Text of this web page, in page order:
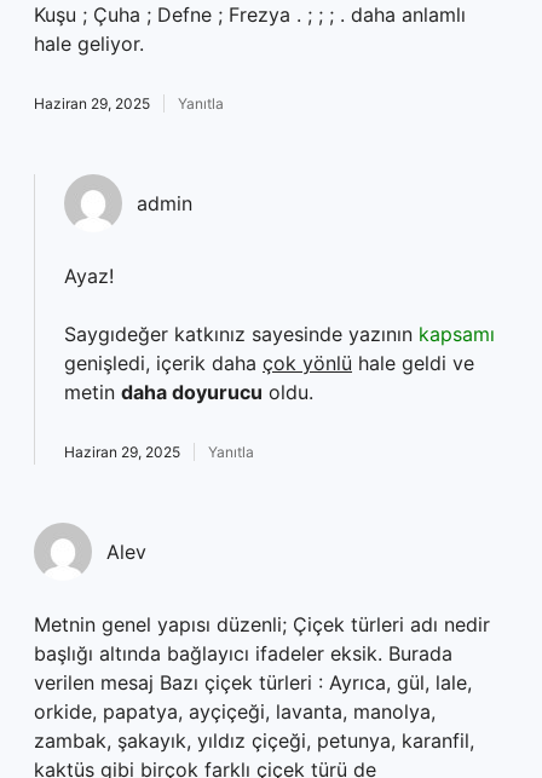
Kuşu ; Çuha ; Defne ; Frezya . ; ; ; . daha anlamlı
hale geliyor.
Haziran 29, 2025 Yanıtla
admin
Ayaz!
Saygıdeğer katkınız sayesinde yazının kapsamı
genişledi, içerik daha çok yönlü hale geldi ve
metin daha doyurucu oldu.
Haziran 29, 2025 Yanıtla
Alev
Metnin genel yapısı düzenli; Çiçek türleri adı nedir
başlığı altında bağlayıcı ifadeler eksik. Burada
verilen mesaj Bazı çiçek türleri : Ayrıca, gül, lale,
orkide, papatya, ayçiçeği, lavanta, manolya,
zambak, şakayık, yıldız çiçeği, petunya, karanfil,
kaktüs gibi birçok farklı çiçek türü de